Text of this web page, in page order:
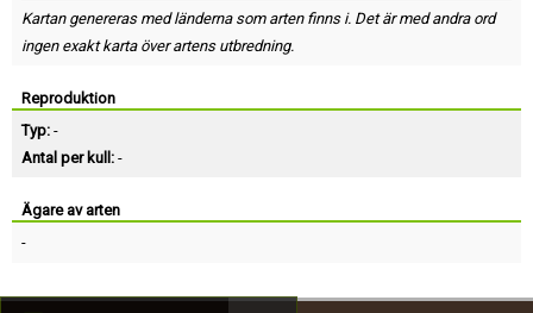
Kartan genereras med länderna som arten finns i. Det är med andra ord
ingen exakt karta över artens utbredning.
Reproduktion
Typ: -
Antal per kull: -
Ägare av arten
-